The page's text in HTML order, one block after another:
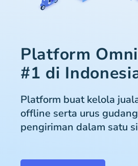
Platform
#1 di
Platform buat kelola
offline serta urus
pengiriman dalam satu